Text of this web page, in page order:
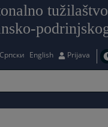
tužilaštvo
Српски English Prijava